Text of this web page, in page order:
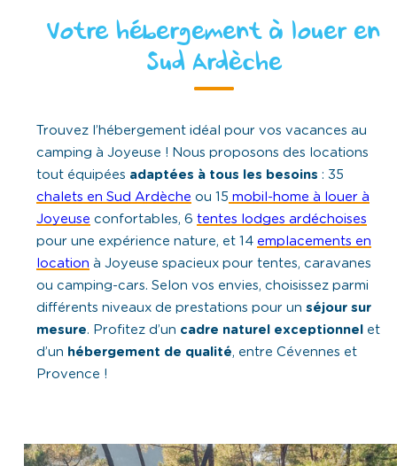
Votre hébergement à louer en
Sud Ardèche
Trouvez l’hébergement idéal pour vos vacances au
camping à Joyeuse ! Nous proposons des locations
tout équipées adaptées à tous les besoins : 35
chalets en Sud Ardèche ou 15 mobil-home à louer à
Joyeuse confortables, 6tentes lodges ardéchoises
pour une expérience nature, et 14 emplacements en
location à Joyeuse spacieux pour tentes, caravanes
ou camping-cars. Selon vos envies, choisissez parmi
différents niveaux de prestations pour unséjour sur
mesure. Profitez d’un cadre naturel exceptionnel
et
d’un hébergement de qualité, entre Cévennes et
Provence !